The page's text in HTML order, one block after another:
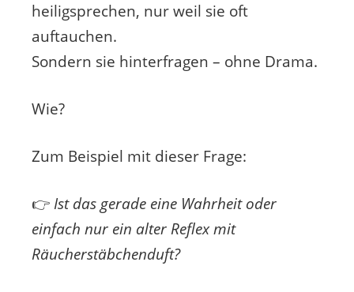
heiligsprechen, nur weil sie oft
auftauchen.
Sondern sie hinterfragen – ohne Drama.
Wie?
Zum Beispiel mit dieser Frage:
👉 Ist das gerade eine Wahrheit oder
einfach nur ein alter Reflex mit
Räucherstäbchenduft?